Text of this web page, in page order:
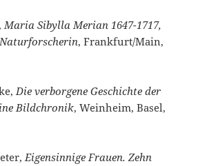
Maria Sibylla Merian 1647-1717,
, Frankfurt/Main,
Die verborgene Geschichte der
Bildchronik, Weinheim, Basel,
Eigensinnige Frauen. Zehn